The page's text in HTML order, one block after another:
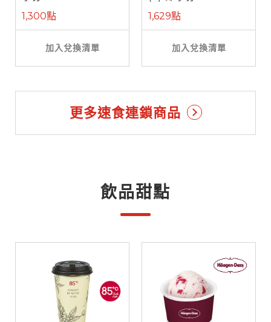
1,300點
加入兌換清單
1,629點
加入兌換清單
更多速食連鎖商品
飲品甜點